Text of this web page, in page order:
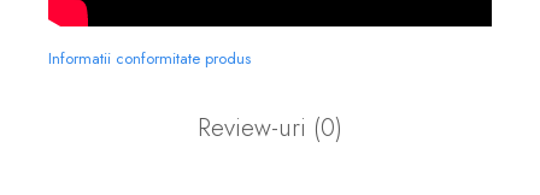
Informatii conformitate produs
Review-uri (0)